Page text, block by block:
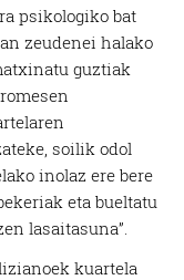
psikologiko bat
zeudenei halako
guztiak
soilik odol
inolaz ere bere
eta bueltatu
lasaitasuna”.
kuartela